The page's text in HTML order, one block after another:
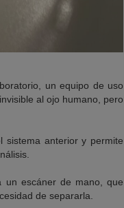
un equipo de uso
al ojo humano, pero
sistema anterior y permite
un escáner de mano, que
de separarla.